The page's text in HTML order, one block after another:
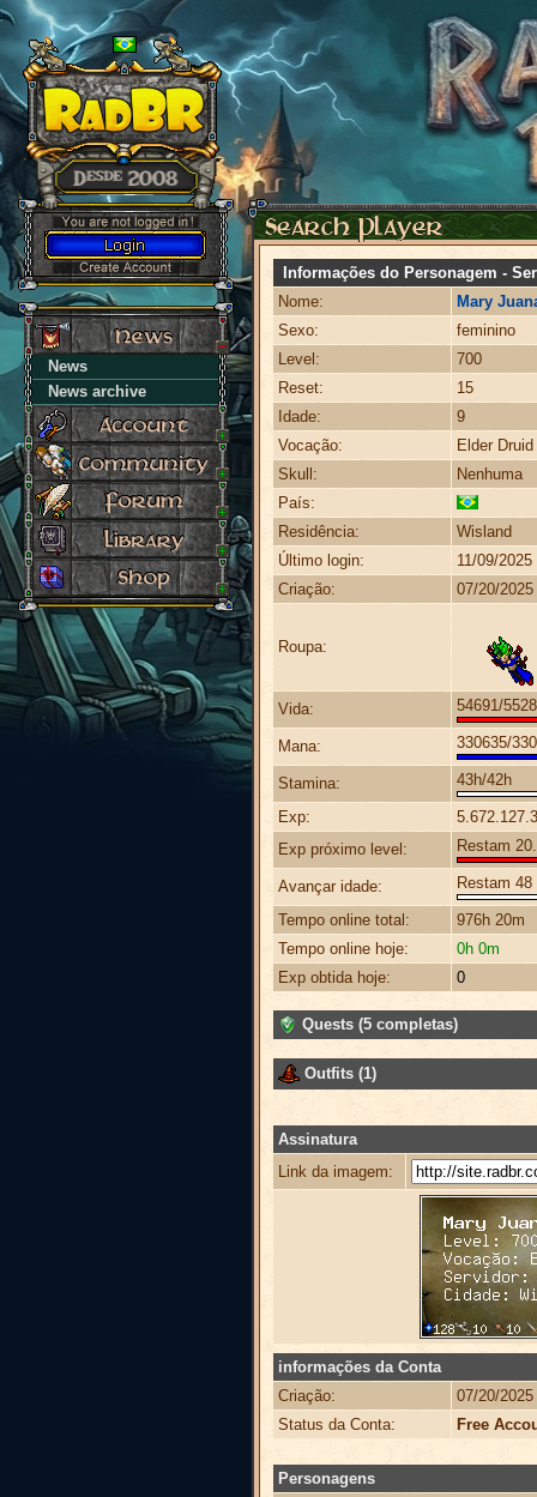
News
News archive
Informações do Personagem -
Nome:
Mary
Sexo:
feminino
Level:
700
Reset:
15
Idade:
9
Vocação:
Elder Druid
Skull:
Nenhuma
País:
Residência:
Wisland
Último login:
11/09/2025
Criação:
07/20/
Roupa:
Vida: 54691/
Mana: 330635/
Stamina: 43h/42h
Exp:
Exp próximo level:
Restam
Avançar idade: Restam
Tempo online total:
976h 20m
Tempo online hoje:
0h 0m
Exp obtida hoje:
0
Quests (5 completas)
Outfits (1)
Assinatura
Link da imagem:
informações da Conta
Criação:
07/20/
Status da Conta:
Free
Personagens